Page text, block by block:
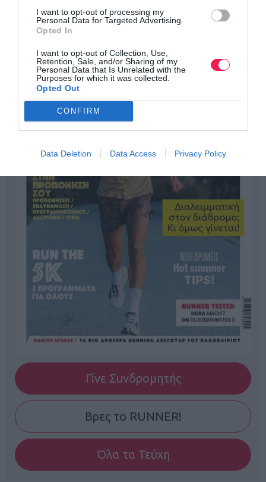
I want to opt-out of processing my
Personal Data for Targeted Advertising.
Opted In
I want to opt-out of Collection, Use,
Retention, Sale, and/or Sharing of my
Personal Data that Is Unrelated with the
Purposes for which it was collected.
Opted Out
CONFIRM
Data Deletion Data Access Privacy Policy
Γίνε Συνδρομητής
Βρες το RUNNER!
Όλα τα Τεύχη